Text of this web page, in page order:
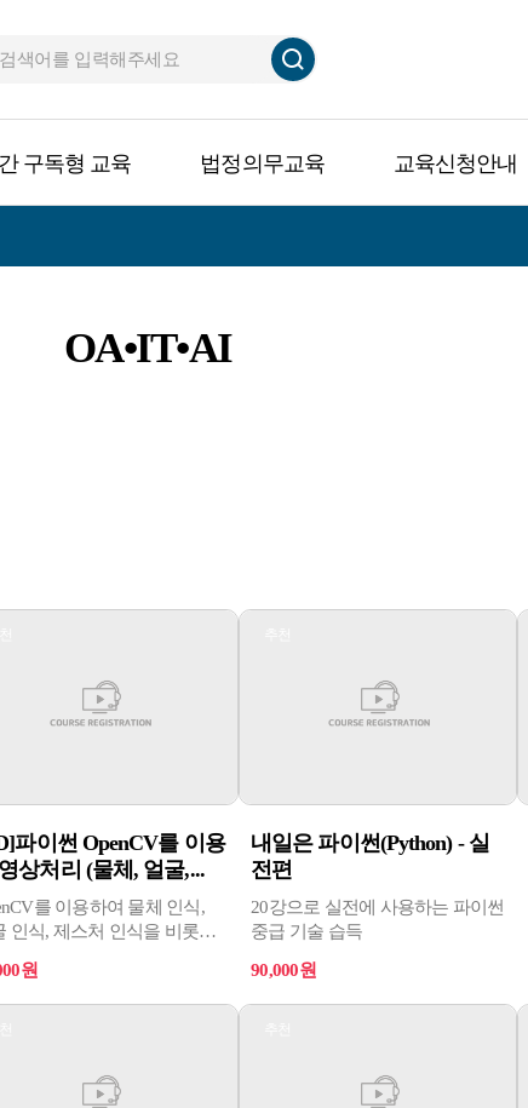
구독형 교육 법정의무교육 교육신청안내
OA•IT•AI
파이썬 OpenCV를 이용
상처리 (물체, 얼굴,...
를 이용하여 물체 인식,
인식, 제스처 인식을 비롯해
검사기 등에 활용 가능하다.
원
내일은 파이썬(Python) - 실
전편
20강으로 실전에 사용하는 파이썬
중급 기술 습득
90,000원